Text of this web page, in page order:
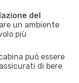
del
un ambiente
più
può essere
di bere